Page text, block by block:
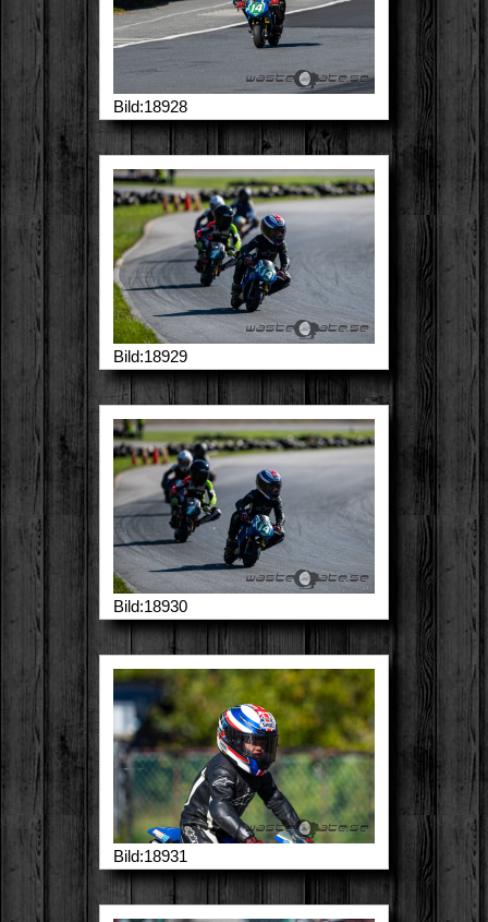
Bild:18928
Bild:18929
Bild:18930
Bild:18931